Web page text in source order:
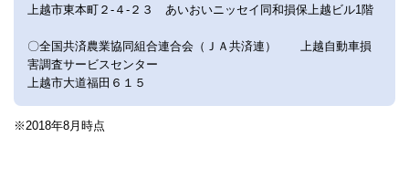
上越市東本町２-４-２３ あいおいニッセイ同和損保上越ビル1階
〇全国共済農業協同組合連合会（ＪＡ共済連） 上越自動車損
害調査サービスセンター
上越市大道福田６１５
※2018年8月時点